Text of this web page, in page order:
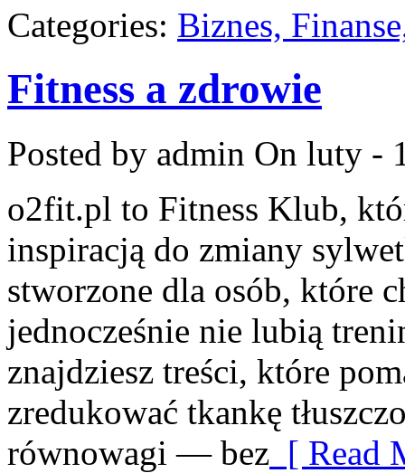
Categories: Biznes,
Fitness a zdrowie
Posted by admin On luty -
o2fit.pl to Fitness Klub,
inspiracją do zmiany
stworzone dla osób, które
jednocześnie nie lubią
znajdziesz treści, które
zredukować tkankę
równowagi — bez [ Read